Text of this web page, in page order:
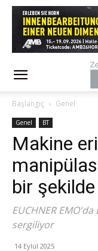
Başlangıç Genel
Genel BT
Makine
bir
EUCHNER
sergiliyor
14 Eylül 2025